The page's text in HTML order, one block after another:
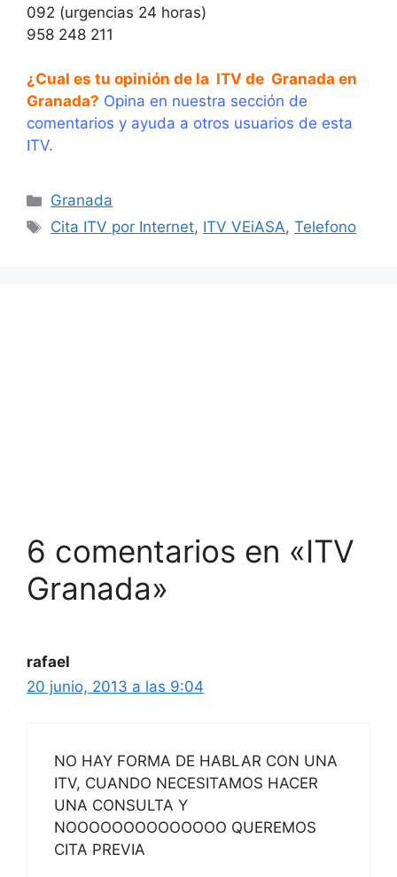
092 (urgencias 24 horas)
958 248 211
¿Cual es tu opinión de la ITV de Granada en
Granada? Opina en nuestra sección de
comentarios y ayuda a otros usuarios de esta
ITV.
Categorías
Granada
Etiquetas
Cita ITV por Internet, ITV VEiASA,Telefono
6 comentarios en «ITV
Granada»
rafael
20 junio, 2013 a las 9:04
NO HAY FORMA DE HABLAR CON UNA
ITV, CUANDO NECESITAMOS HACER
UNA CONSULTA Y
NOOOOOOOOOOOOOO QUEREMOS
CITA PREVIA